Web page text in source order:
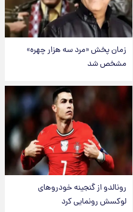
زمان پخش «مرد سه هزار چهره»
مشخص شد
رونالدو از گنجینه خودروهای
لوکسش رونمایی کرد